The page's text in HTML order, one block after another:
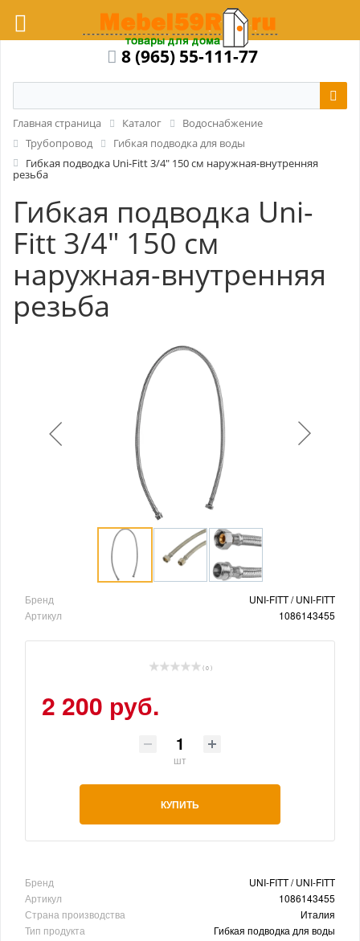
8 (965) 55-111-77
Главная страница Каталог
Водоснабжение
Трубопровод
Гибкая подводка для воды
Гибкая подводка Uni-Fitt 3/4" 150 см наружная-внутренняя
резьба
Гибкая подводка Uni-
Fitt 3/4" 150 см
наружная-внутренняя
резьба
Бренд
UNI-FITT / UNI-FITT
Артикул
1086143455
( 0 )
2 200 руб.
шт
КУПИТЬ
Бренд
UNI-FITT / UNI-FITT
Артикул
1086143455
Страна производства
Италия
Тип продукта
Гибкая подводка для воды